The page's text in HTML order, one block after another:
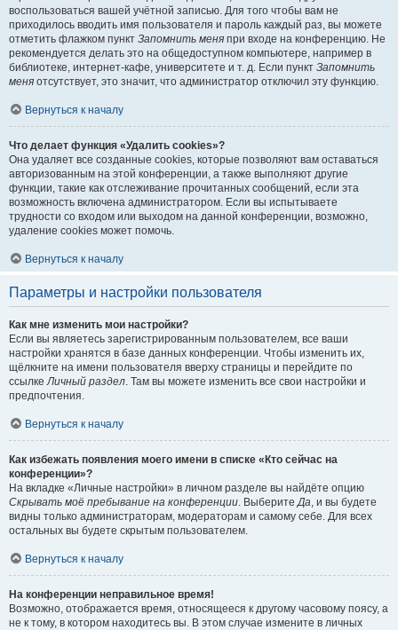
воспользоваться вашей учётной записью. Для того чтобы вам не
приходилось вводить имя пользователя и пароль каждый раз, вы можете
отметить флажком пункт Запомнить меня при входе на конференцию. Не
рекомендуется делать это на общедоступном компьютере, например в
библиотеке, интернет-кафе, университете и т. д. Если пункт Запомнить
меня отсутствует, это значит, что администратор отключил эту функцию.
Вернуться к началу
Что делает функция «Удалить cookies»?
Она удаляет все созданные cookies, которые позволяют вам оставаться
авторизованным на этой конференции, а также выполняют другие
функции, такие как отслеживание прочитанных сообщений, если эта
возможность включена администратором. Если вы испытываете
трудности со входом или выходом на данной конференции, возможно,
удаление cookies может помочь.
Вернуться к началу
Параметры и настройки пользователя
Как мне изменить мои настройки?
Если вы являетесь зарегистрированным пользователем, все ваши
настройки хранятся в базе данных конференции. Чтобы изменить их,
щёлкните на имени пользователя вверху страницы и перейдите по
ссылкеЛичный раздел. Там вы можете изменить все свои настройки и
предпочтения.
Вернуться к началу
Как избежать появления моего имени в списке «Кто сейчас на
конференции»?
На вкладке «Личные настройки» в личном разделе вы найдёте опцию
Скрывать моё пребывание на конференции. ВыберитеДа, и вы будете
видны только администраторам, модераторам и самому себе. Для всех
остальных вы будете скрытым пользователем.
Вернуться к началу
На конференции неправильное время!
Возможно, отображается время, относящееся к другому часовому поясу, а
не к тому, в котором находитесь вы. В этом случае измените в личных